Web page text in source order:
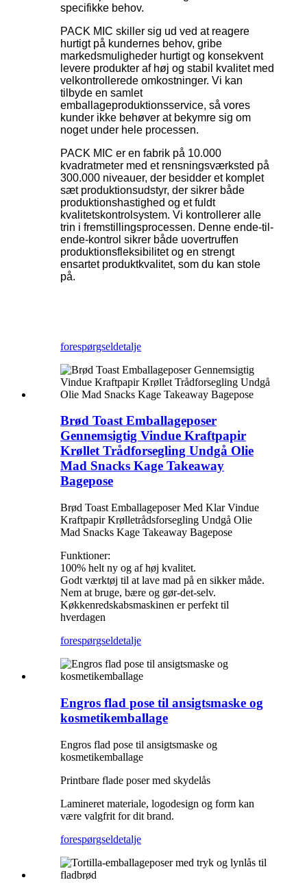
specifikke behov.
PACK MIC skiller sig ud ved at reagere
hurtigt på kundernes behov, gribe
markedsmuligheder hurtigt og konsekvent
levere produkter af høj og stabil kvalitet med
velkontrollerede omkostninger. Vi kan
tilbyde en samlet
emballageproduktionsservice, så vores
kunder ikke behøver at bekymre sig om
noget under hele processen.
PACK MIC er en fabrik på 10.000
kvadratmeter med et rensningsværksted på
300.000 niveauer, der besidder et komplet
sæt produktionsudstyr, der sikrer både
produktionshastighed og et fuldt
kvalitetskontrolsystem. Vi kontrollerer alle
trin i fremstillingsprocessen. Denne ende-til-
ende-kontrol sikrer både uovertruffen
produktionsfleksibilitet og en strengt
ensartet produktkvalitet, som du kan stole
på.
forespørgseldetalje
Brød Toast Emballageposer
Gennemsigtig Vindue Kraftpapir
Krøllet Trådforsegling Undgå Olie
Mad Snacks Kage Takeaway
Bagepose
Brød Toast Emballageposer Med Klar Vindue
Kraftpapir Krølletrådsforsegling Undgå Olie
Mad Snacks Kage Takeaway Bagepose
Funktioner:
100% helt ny og af høj kvalitet.
Godt værktøj til at lave mad på en sikker måde.
Nem at bruge, bære og gør-det-selv.
Køkkenredskabsmaskinen er perfekt til
hverdagen
forespørgseldetalje
Engros flad pose til ansigtsmaske og
kosmetikemballage
Engros flad pose til ansigtsmaske og
kosmetikemballage
Printbare flade poser med skydelås
Lamineret materiale, logodesign og form kan
være valgfrit for dit brand.
forespørgseldetalje